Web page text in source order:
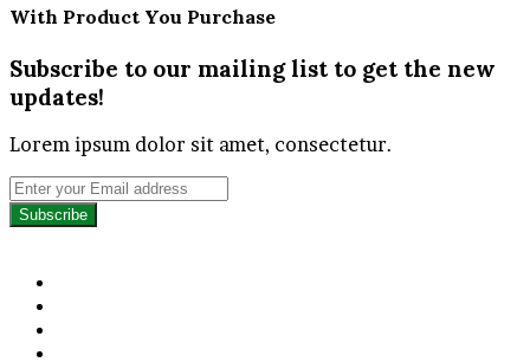
With Product You Purchase
Subscribe to our mailing list to get the new
updates!
Lorem ipsum dolor sit amet, consectetur.
Enter
your
Email